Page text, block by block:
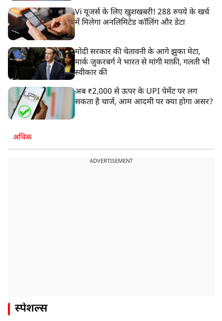
Vi यूजर्स के लिए खुशखबरी! 288 रुपये के खर्च
में मिलेगा अनलिमिटेड कॉलिंग और डेटा
मोदी सरकार की चेतावनी के आगे झुका मेटा,
मार्क ज़ुकरबर्ग ने भारत से मांगी माफ़ी, गलती भी
स्वीकार की
अब ₹2,000 से ऊपर के UPI पेमेंट पर लग
सकता है चार्ज, आम आदमी पर क्या होगा असर?
अधिक
ADVERTISEMENT
स्पेशल्स